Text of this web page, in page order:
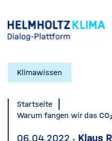
zum
Inhalt
Klimawissen
Startseite
Warum fangen wir das
06.04.2022
Klaus